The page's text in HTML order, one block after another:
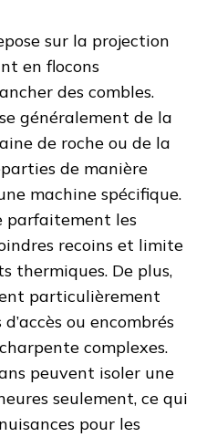
sur la projection
en flocons
des combles.
généralement de la
de roche ou de la
de manière
machine spécifique.
parfaitement les
recoins et limite
thermiques. De plus,
particulièrement
ou encombrés
complexes.
peuvent isoler une
seulement, ce qui
pour les